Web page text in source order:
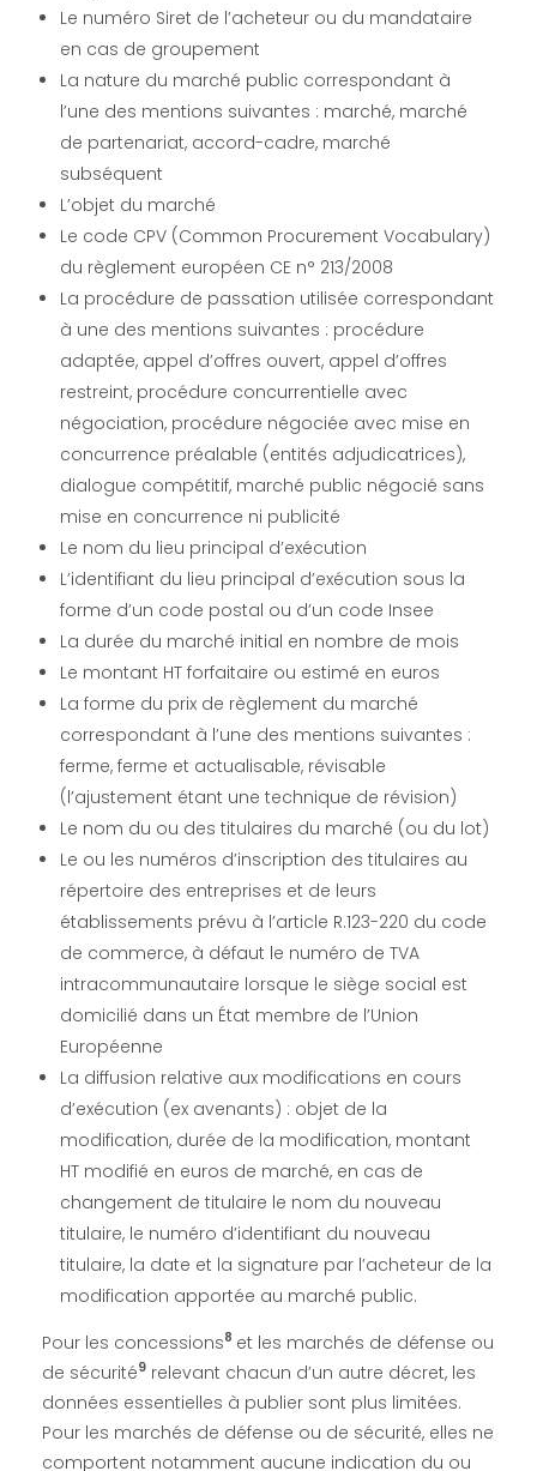
Le numéro Siret de l’acheteur ou du mandataire
en cas de groupement
La nature du marché public correspondant à
l’une des mentions suivantes : marché, marché
de partenariat, accord-cadre, marché
subséquent
L’objet du marché
Le code CPV (Common Procurement Vocabulary)
du règlement européen CE n° 213/2008
La procédure de passation utilisée correspondant
à une des mentions suivantes : procédure
adaptée, appel d’offres ouvert, appel d’offres
restreint, procédure concurrentielle avec
négociation, procédure négociée avec mise en
concurrence préalable (entités adjudicatrices),
dialogue compétitif, marché public négocié sans
mise en concurrence ni publicité
Le nom du lieu principal d’exécution
L’identifiant du lieu principal d’exécution sous la
forme d’un code postal ou d’un code Insee
La durée du marché initial en nombre de mois
Le montant HT forfaitaire ou estimé en euros
La forme du prix de règlement du marché
correspondant à l’une des mentions suivantes :
ferme, ferme et actualisable, révisable
(l’ajustement étant une technique de révision)
Le nom du ou des titulaires du marché (ou du lot)
Le ou les numéros d’inscription des titulaires au
répertoire des entreprises et de leurs
établissements prévu à l’article R.123-220 du code
de commerce, à défaut le numéro de TVA
intracommunautaire lorsque le siège social est
domicilié dans un État membre de l’Union
Européenne
La diffusion relative aux modifications en cours
d’exécution (ex avenants) : objet de la
modification, durée de la modification, montant
HT modifié en euros de marché, en cas de
changement de titulaire le nom du nouveau
titulaire, le numéro d’identifiant du nouveau
titulaire, la date et la signature par l’acheteur de la
modification apportée au marché public.
Pour les concessions8 et les marchés de défense ou
de sécurité9 relevant chacun d’un autre décret, les
données essentielles à publier sont plus limitées.
Pour les marchés de défense ou de sécurité, elles ne
comportent notamment aucune indication du ou